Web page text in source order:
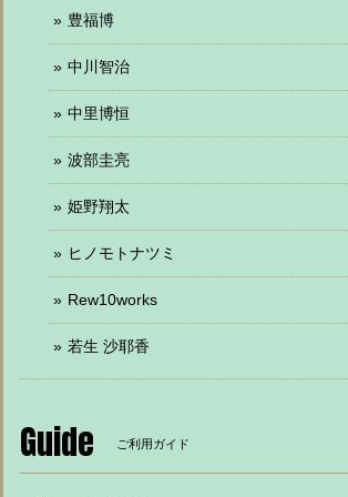
豊福博
中川智治
中里博恒
波部圭亮
姫野翔太
ヒノモトナツミ
Rew10works
若生 沙耶香
Guide ご利用ガイド